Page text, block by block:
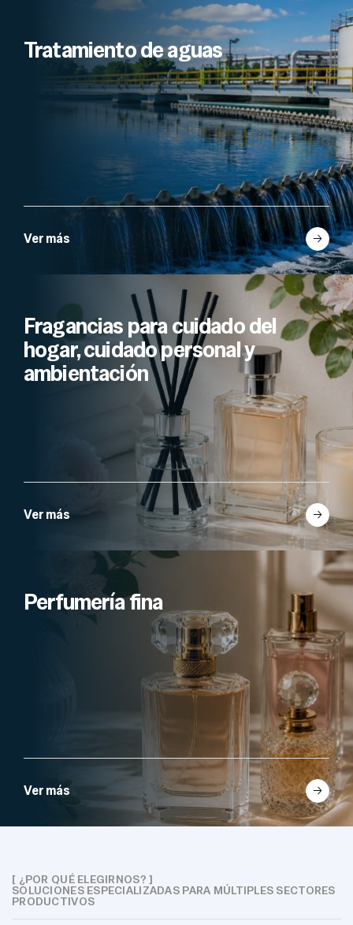
Tratamiento de aguas
Ver más
Fragancias para cuidado del
hogar, cuidado personal y
ambientación
Ver más
Perfumería fina
Ver más
SOLUCIONES ESPECIALIZADAS PARA MÚLTIPLES SECTORES
PRODUCTIVOS
[ ¿POR QUÉ ELEGIRNOS? ]